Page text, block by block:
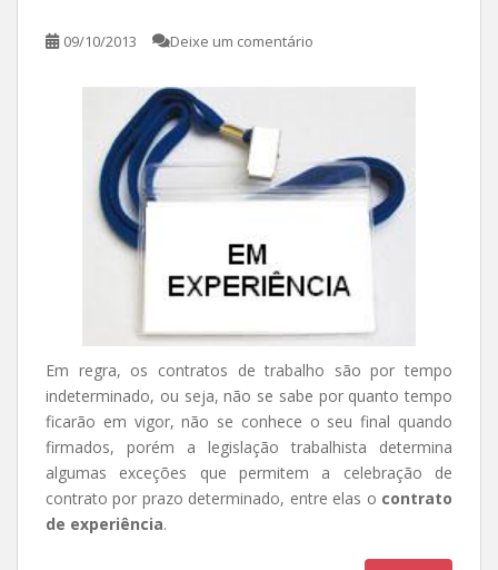
09/10/2013 Deixe um comentário
Em regra, os contratos de trabalho são por tempo
indeterminado, ou seja, não se sabe por quanto tempo
ficarão em vigor, não se conhece o seu final quando
firmados, porém a legislação trabalhista determina
algumas exceções que permitem a celebração de
contrato por prazo determinado, entre elas o contrato
de experiência.